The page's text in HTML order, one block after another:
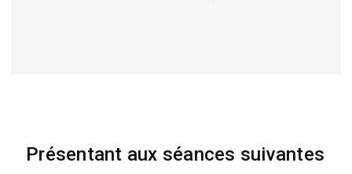
Présentant aux séances suivantes